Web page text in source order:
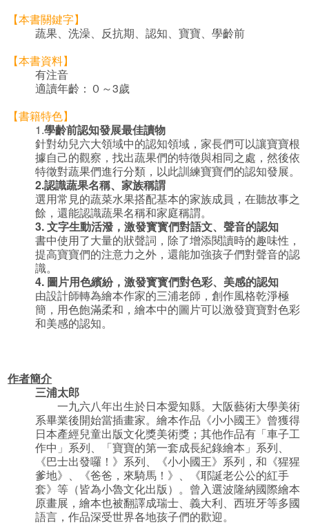
【本書關鍵字】
蔬果、洗澡、反抗期、認知、寶寶、學齡前
【本書資料】
有注音
適讀年齡：０～3歲
【書籍特色】
1.學齡前認知發展最佳讀物
針對幼兒六大領域中的認知領域，家長們可以讓寶寶根
據自己的觀察，找出蔬果們的特徵與相同之處，然後依
特徵對蔬果們進行分類，以此訓練寶寶們的認知發展。
2.認識蔬果名稱、家族稱謂
選用常見的蔬菜水果搭配基本的家族成員，在聽故事之
餘，還能認識蔬果名稱和家庭稱謂。
3.文字生動活潑，激發寳寳們對語文、聲音的認知
書中使用了大量的狀聲詞，除了增添閱讀時的趣味性，
提高寶寶們的注意力之外，還能加強孩子們對聲音的認
識。
4. 圖片用色繽紛，激發寳寳們對色彩、美感的認知
由設計師轉為繪本作家的三浦老師，創作風格乾淨極
簡，用色飽滿柔和，繪本中的圖片可以激發寶寶對色彩
和美感的認知。
作者簡介
三浦太郎
一九六八年出生於日本愛知縣。大阪藝術大學美術
系畢業後開始當插畫家。繪本作品《小小國王》曾獲得
日本產經兒童出版文化獎美術獎；其他作品有「車子工
作中」系列、「寶寶的第一套成長紀錄繪本」系列、
《巴士出發囉！》系列、《小小國王》系列，和《猩猩
爹地》、《爸爸，來騎馬！》、《耶誕老公公的紅手
套》等（皆為小魯文化出版）。曾入選波隆納國際繪本
原畫展，繪本也被翻譯成瑞士、義大利、西班牙等多國
語言，作品深受世界各地孩子們的歡迎。